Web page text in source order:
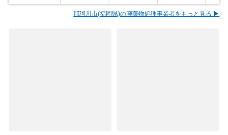
那珂川市(福岡県)の廃棄物処理事業者をもっと見る ▶